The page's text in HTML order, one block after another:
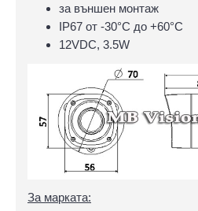
за външен монтаж
IP67 oт -30°С до +60°С
12VDC, 3.5W
За марката: